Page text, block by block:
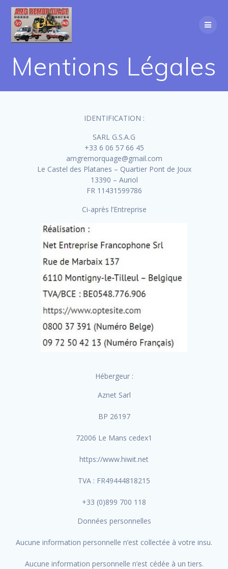
Mentions Légales
IDENTIFICATION :
SARL G.S.A.G
+33 6 06 57 66 45
amgremorquage@gmail.com
Le Castel des Platanes – Quartier Pont de Joux
13390 – Auriol
FR 11431599786
Ci-après l’Entreprise
Hébergeur :
Aznet Sarl
BP 26197
72006 Le Mans cedex1
https://www.hiwit.net
TVA : FR49444818215
+33 (0)899 700 118
Données personnelles
Aucune information personnelle n’est collectée à votre insu.
Aucune information personnelle n’est cédée à un tiers.